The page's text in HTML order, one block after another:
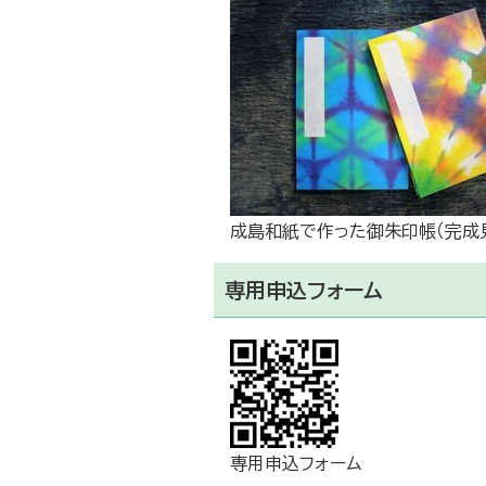
成島和紙で作った御朱印帳（完成
専用申込フォーム
専用申込フォーム